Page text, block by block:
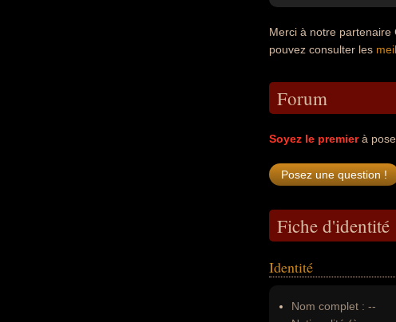
Merci à notre partenaire
pouvez consulter les
Forum
Soyez le premierà
Fiche d'identité
Identité
Nom complet : --